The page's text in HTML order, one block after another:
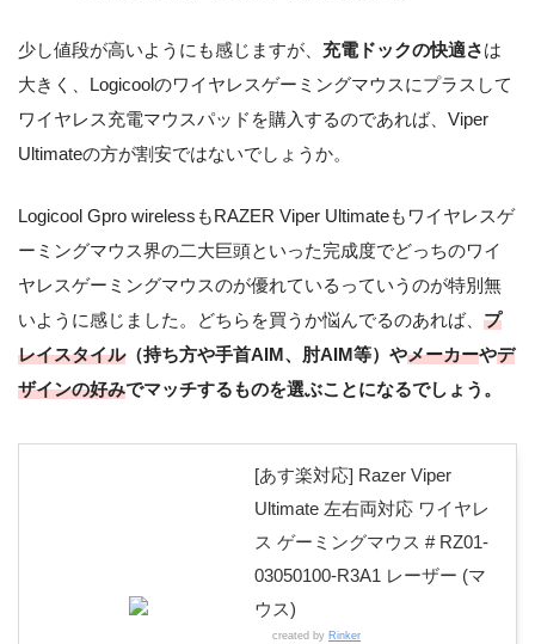
少し値段が高いようにも感じますが、 充電ドックの快適さは
大きく、Logicoolのワイヤレスゲーミングマウスにプラスして
ワイヤレス充電マウスパッドを購入するのであれば、Viper
Ultimateの方が割安ではないでしょうか。
Logicool Gpro wirelessもRAZER Viper Ultimateもワイヤレスゲ
ーミングマウス界の二大巨頭といった完成度でどっちのワイ
ヤレスゲーミングマウスのが優れているっていうのが特別無
いように感じました。どちらを買うか悩んでるのあれば、 プ
レイスタイル（持ち方や手首AIM、肘AIM等）やメーカーやデ
ザインの好みでマッチするものを選ぶことになるでしょう。
[あす楽対応] Razer Viper
Ultimate 左右両対応 ワイヤレ
ス ゲーミングマウス # RZ01-
03050100-R3A1 レーザー (マ
ウス)
created by Rinker